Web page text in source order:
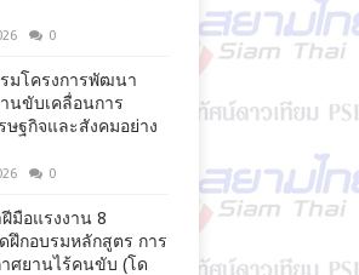
0
มโครงการพัฒนา
นขับเคลื่อนการ
ษฐกิจและสังคมอย่าง
0
มือแรงงาน 8
ฝึกอบรมหลักสูตร การ
ศยานไร้คนขับ (โด